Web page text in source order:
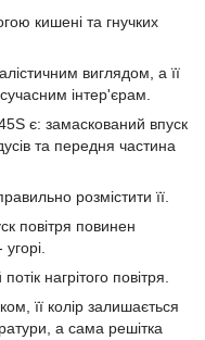
кишені та гнучких
виглядом, а її
інтер'єрам.
є: замаскований впуск
та передня частина
розмістити її.
повітря повинен
нагрітого повітря.
її колір залишається
а сама решітка